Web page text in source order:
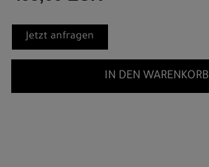
Jetzt anfragen
IN DEN WARENKORB